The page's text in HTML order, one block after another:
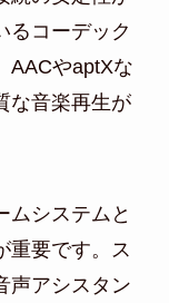
るコーデック
AACやaptXな
な音楽再生が
ムシステムと
重要です。ス
声アシスタン